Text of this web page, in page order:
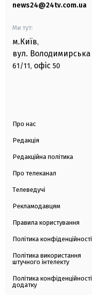
news24@24tv.com.ua
Ми тут:
м.Київ,
вул. Володимирська
61/11, офіс 50
Про нас
Редакція
Редакційна політика
Про телеканал
Телеведучі
Рекламодавцям
Правила користування
Політика конфіденційності
Політика використання
штучного інтелекту
Політика конфіденційності
додатку